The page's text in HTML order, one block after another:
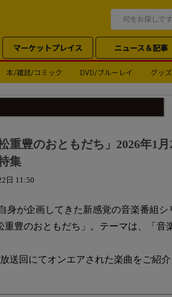
マーケットプレイス ニュース＆記事
本/雑誌/コミック DVD/ブルーレイ グッズ
重豊のおともだち」2026年1
集
日 11:50
身が企画してきた新感覚の音楽番組
重豊のおともだち」。テーマは、「音
放送回にてオンエアされた楽曲をご紹